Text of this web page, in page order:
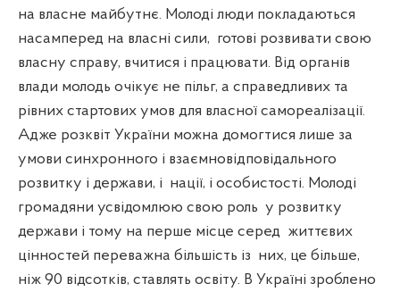
на власне майбутнє. Молоді люди покладаються
насамперед на власні сили, готові розвивати свою
власну справу, вчитися і працювати. Від органів
влади молодь очікує не пільг, а справедливих та
рівних стартових умов для власної самореалізації.
Адже розквіт України можна домогтися лише за
умови синхронного і взаємновідповідального
розвитку і держави, і нації, і особистості. Молоді
громадяни усвідомлюю свою роль у розвитку
держави і тому на перше місце серед життєвих
цінностей переважна більшість із них, це більше,
ніж 90 відсотків, ставлять освіту. В Україні зроблено